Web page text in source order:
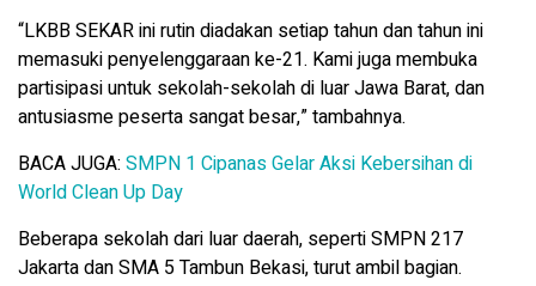
“LKBB SEKAR ini rutin diadakan setiap tahun dan tahun ini
memasuki penyelenggaraan ke-21. Kami juga membuka
partisipasi untuk sekolah-sekolah di luar Jawa Barat, dan
antusiasme peserta sangat besar,” tambahnya.
BACA JUGA: SMPN 1 Cipanas Gelar Aksi Kebersihan di
World Clean Up Day
Beberapa sekolah dari luar daerah, seperti SMPN 217
Jakarta dan SMA 5 Tambun Bekasi, turut ambil bagian.